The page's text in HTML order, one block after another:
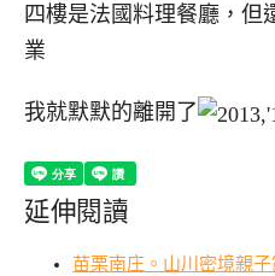
四樓是法國料理餐廳，但
業
我就默默的離開了
延伸閱讀
苗栗南庄。山川密境親